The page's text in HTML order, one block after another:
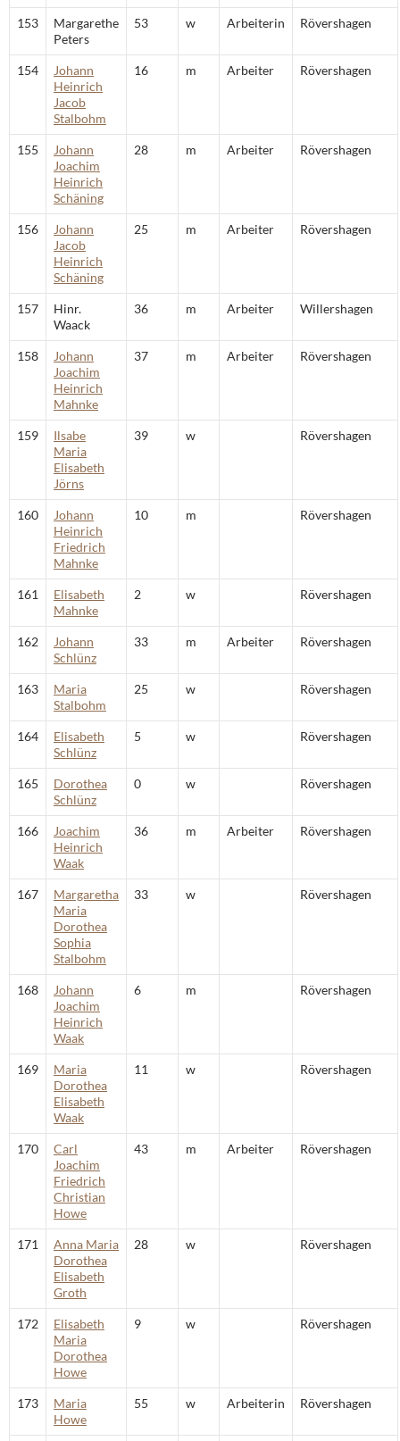
153
Margarethe
Peters
53 w Arbeiterin Rövershagen
154
Johann
Heinrich
Jacob
Stalbohm
16 m Arbeiter Rövershagen
155
Johann
Joachim
Heinrich
Schäning
28 m Arbeiter Rövershagen
156
Johann
Jacob
Heinrich
Schäning
25 m Arbeiter Rövershagen
157
Hinr.
Waack
36 m Arbeiter Willershagen
158
Johann
Joachim
Heinrich
Mahnke
37 m Arbeiter Rövershagen
159
Ilsabe
Maria
Elisabeth
Jörns
39 w Rövershagen
160
Johann
Heinrich
Friedrich
Mahnke
10 m Rövershagen
161
Elisabeth
Mahnke
2 w Rövershagen
162
Johann
Schlünz
33 m Arbeiter Rövershagen
163
Maria
Stalbohm
25 w Rövershagen
164
Elisabeth
Schlünz
5 w Rövershagen
165
Dorothea
Schlünz
0 w Rövershagen
166
Joachim
Heinrich
Waak
36 m Arbeiter Rövershagen
167
Margaretha
Maria
Dorothea
Sophia
Stalbohm
33 w Rövershagen
168
Johann
Joachim
Heinrich
Waak
6 m Rövershagen
169
Maria
Dorothea
Elisabeth
Waak
11 w Rövershagen
170
Carl
Joachim
Friedrich
Christian
Howe
43 m Arbeiter Rövershagen
171
Anna Maria
Dorothea
Elisabeth
Groth
28 w Rövershagen
172
Elisabeth
Maria
Dorothea
Howe
9 w Rövershagen
173
Maria
Howe
55 w Arbeiterin Rövershagen